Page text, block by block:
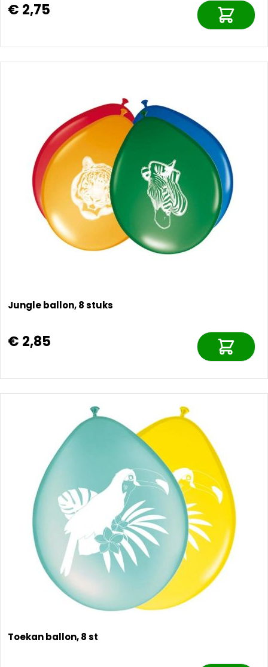
€ 2,75
Jungle ballon, 8 stuks
€ 2,85
Toekan ballon, 8 st